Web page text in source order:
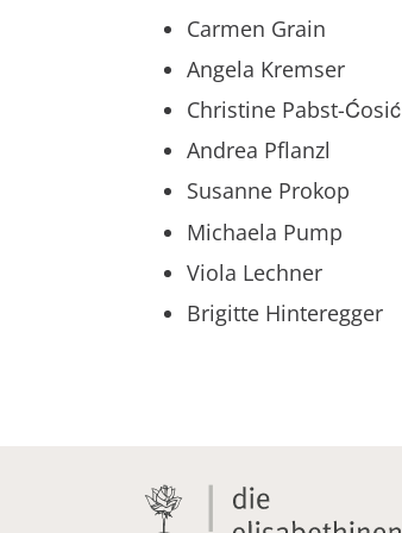
Carmen Grain
Angela Kremser
Christine Pabst-Ćosić
Andrea Pflanzl
Susanne Prokop
Michaela Pump
Viola Lechner
Brigitte Hinteregger